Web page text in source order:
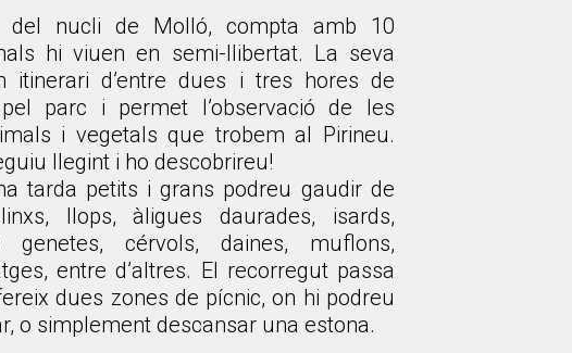
del nucli de Molló, compta amb 10
hi viuen en semi-llibertat. La seva
itinerari d’entre dues i tres hores de
parc i permet l’observació de les
i vegetals que trobem al Pirineu.
llegint i ho descobrireu!
tarda petits i grans podreu gaudir de
linxs, llops, àligues daurades, isards,
genetes, cérvols, daines, muflons,
entre d’altres. El recorregut passa
dues zones de pícnic, on hi podreu
o simplement descansar una estona.